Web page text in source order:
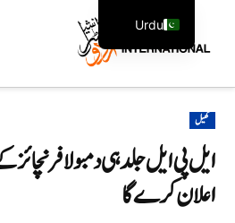
POSTED
IN
کھیل
ایل پی ایل جلد ہی دمبولا فرنچائز
اعلان کرے گا
Urdu
English